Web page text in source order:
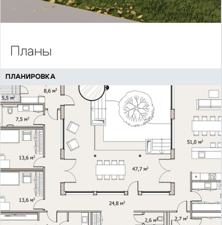
Планы
ПЛАНИРОВКА